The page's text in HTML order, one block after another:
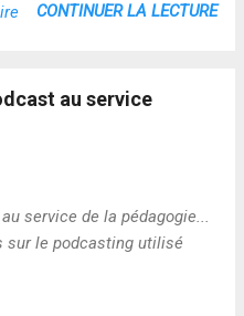
CONTINUER LA LECTURE
au service
service de la pédagogie...
sur le podcasting utilisé